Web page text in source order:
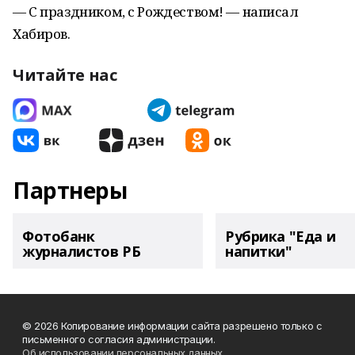
— С праздником, с Рождеством! — написал
Хабиров.
Читайте нас
Партнеры
Фотобанк
журналистов РБ
Рубрика "Еда и
напитки"
© 2026 Копирование информации сайта разрешено только с
письменного согласия администрации.